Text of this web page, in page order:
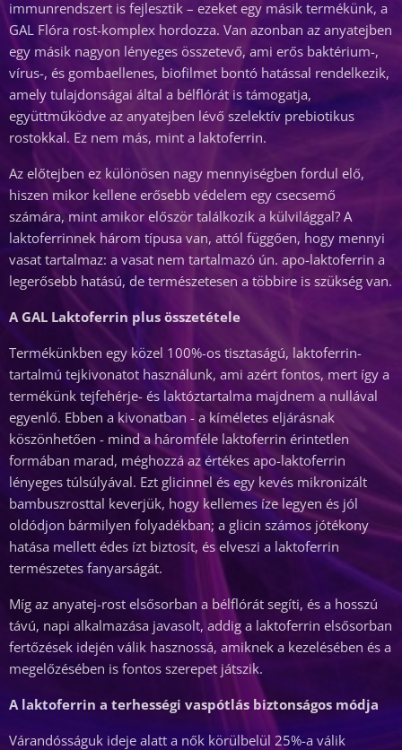
immunrendszert is fejlesztik – ezeket egy másik termékünk, a
GAL Flóra rost-komplex hordozza. Van azonban az anyatejben
egy másik nagyon lényeges összetevő, ami erős baktérium-,
vírus-, és gombaellenes, biofilmet bontó hatással rendelkezik,
amely tulajdonságai által a bélflórát is támogatja,
együttműködve az anyatejben lévő szelektív prebiotikus
rostokkal. Ez nem más, mint a laktoferrin.
Az előtejben ez különösen nagy mennyiségben fordul elő,
hiszen mikor kellene erősebb védelem egy csecsemő
számára, mint amikor először találkozik a külvilággal? A
laktoferrinnek három típusa van, attól függően, hogy mennyi
vasat tartalmaz: a vasat nem tartalmazó ún. apo-laktoferrin a
legerősebb hatású, de természetesen a többire is szükség van.
A GAL Laktoferrin plus összetétele
Termékünkben egy közel 100%-os tisztaságú, laktoferrin-
tartalmú tejkivonatot használunk, ami azért fontos, mert így a
termékünk tejfehérje- és laktóztartalma majdnem a nullával
egyenlő. Ebben a kivonatban - a kíméletes eljárásnak
köszönhetően - mind a háromféle laktoferrin érintetlen
formában marad, méghozzá az értékes apo-laktoferrin
lényeges túlsúlyával. Ezt glicinnel és egy kevés mikronizált
bambuszrosttal keverjük, hogy kellemes íze legyen és jól
oldódjon bármilyen folyadékban; a glicin számos jótékony
hatása mellett édes ízt biztosít, és elveszi a laktoferrin
természetes fanyarságát.
Míg az anyatej-rost elsősorban a bélflórát segíti, és a hosszú
távú, napi alkalmazása javasolt, addig a laktoferrin elsősorban
fertőzések idején válik hasznossá, amiknek a kezelésében és a
megelőzésében is fontos szerepet játszik.
A laktoferrin a terhességi vaspótlás biztonságos módja
Várandósságuk ideje alatt a nők körülbelül 25%-a válik